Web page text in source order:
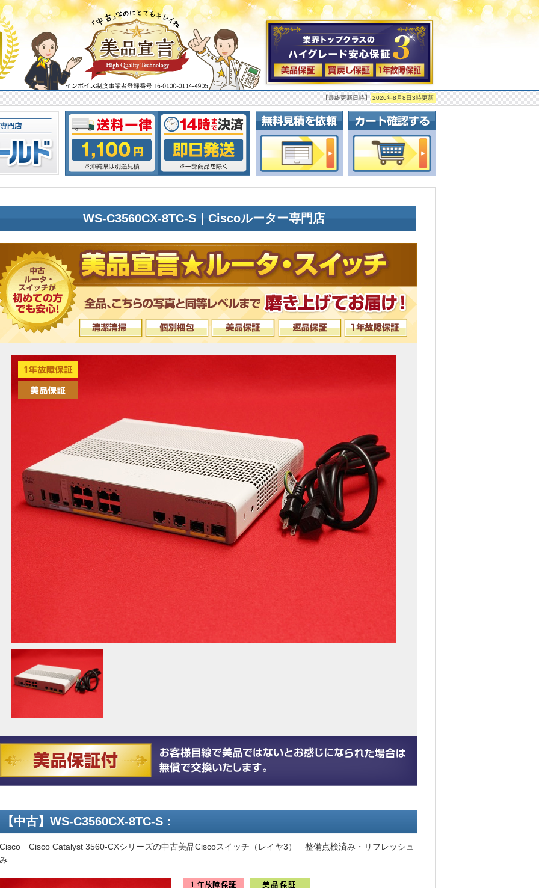
【最終更新日時】 2026年8月8日3時更新
WS-C3560CX-8TC-S｜Ciscoルーター専門店
【中古】WS-C3560CX-8TC-S：
Cisco Catalyst 3560-CXシリーズの中古美品Ciscoスイッチ（レイヤ3） 整備点検済み・リフレッシュ